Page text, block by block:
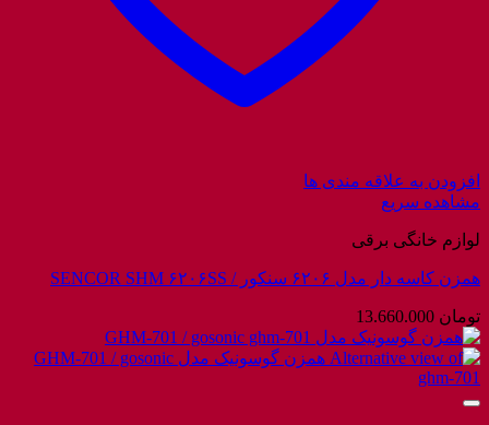
افزودن به علاقه مندی ها
مشاهده سریع
لوازم خانگی برقی
همزن کاسه دار مدل ۶۲۰۶ سنکور / SENCOR SHM ۶۲۰۶SS
تومان